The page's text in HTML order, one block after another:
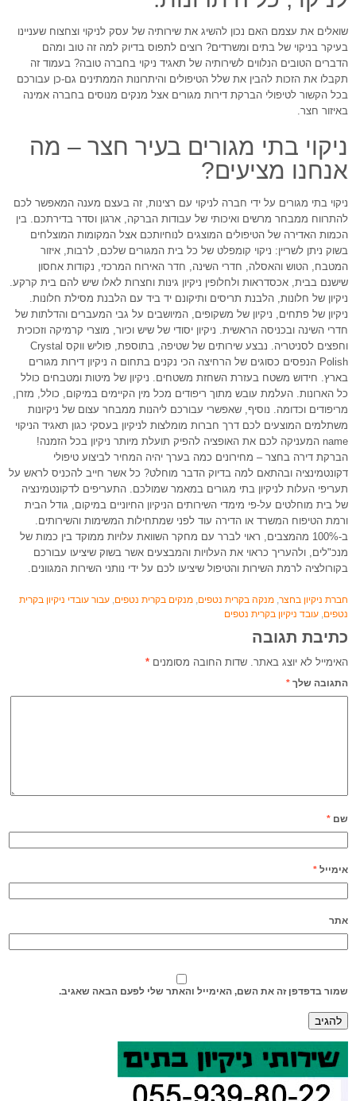
שואלים את עצמם האם נכון להשיג את שירותיה של עסק לניקוי וצחצוח שעניינו
בעיקר בניקוי של בתים ומשרדים? רוצים לתפוס בדיוק למה זה טוב ומהם
הדברים הטובים הנלווים לשירותיה של תאגיד ניקוי בחברה טובה? בעמוד זה
תקבלו את הזכות להבין את שלל הטיפולים והיתרונות הממתינים גם-כן עבורכם
בכל הקשור לטיפולי הברקת דירות מגורים אצל מנקים מנוסים בחברה אמינה
באיזור חצר.
ניקוי בתי מגורים בעיר חצר – מה
אנחנו מציעים?
ניקוי בתי מגורים על ידי חברה לניקוי עם רצינות, זה בעצם מענה המאפשר לכם
להתרווח ממבחר מרשים ואיכותי של עבודות הברקה, ארגון וסדר בדירתכם. בין
הכמות האדירה של הטיפולים המוצגים לנוחיותכם אצל המקומות המוצלחים
בשוק ניתן לשריין: ניקוי קומפלט של כל בית המגורים שלכם, לרבות, איזור
המטבח, הטוש והאסלה, חדרי השינה, חדר האירוח המרכזי, נקודות אחסון
שישנם בבית, אכסדראות ולחלופין ניקיון גינות וחצרות לאלו שיש להם בית קרקע.
ניקיון של חלונות, הלבנת תריסים ותיקונם יד ביד עם הלבנת מסילת חלונות.
ניקיון של פתחים, ניקיון של משקופים, המיושבים על גבי המעברים והדלתות של
חדרי השינה ובכניסה הראשית. ניקיון יסודי של שיש וכיור, מוצרי קרמיקה וזכוכית
וחפצים לסניטריה. נבצע שירותים של שטיפה, בתוספת, פוליש ווקס Crystal
Polish הנפסים כסוגים של הרחיצה הכי נקנים בתחום ה ניקיון דירות מגורים
בארץ. חידוש משטח בעזרת השחזת משטחים. ניקיון של מיטות ומטבחים כולל
כל הארונות. העלמת עובש מתוך ריפודים מכל מין הקיימים במיקום, כולל, מזרן,
מריפודים וכדומה. נוסיף, שאפשרי עבורכם ליהנות ממבחר עצום של ניקיונות
משתלמים המוצעים לכם דרך חברות מומלצות לניקיון בעסקי כגון תאגיד הניקוי
name המעניקה לכם את האופציה להפיק תועלת מיותר ניקיון בכל הזמנה!
הברקת דירה בחצר – מחירונים כמה בערך יהיה המחיר לביצוע טיפולי
דקונטמינציה ובהתאם למה בדיוק הדבר מוחלט? כל אשר חייב להכניס לראש על
תעריפי העלות לניקיון בתי מגורים במאמר שמולכם. התעריפים לדקונטמינציה
של בית מוחלטים על-פי מימדי השירותים הניקיון החיוניים במיקום, גודל הבית
ורמת הטיפוח המשרד או הדירה עוד לפני שמתחילות המשימות והשירותים.
ב-100% מהמצבים, ראוי לברר עם מחקר השוואת עלויות ממוקד בין כמות של
מנכ"לים, ולהעריך כראוי את העלויות והמבצעים אשר בשוק שיציעו עבורכם
בקורולציה לרמת השירות והטיפול שיציעו לכם על ידי נותני השירות המגוונים.
חברת ניקיון בחצר, מנקה בקרית נטפים, מנקים בקרית נטפים, עבור עובדי ניקיון בקרית
נטפים, עובד ניקיון בקרית נטפים
כתיבת תגובה
האימייל לא יוצג באתר. שדות החובה מסומנים *
התגובה שלך *
שם *
אימייל *
אתר
שמור בדפדפן זה את השם, האימייל והאתר שלי לפעם הבאה שאגיב.